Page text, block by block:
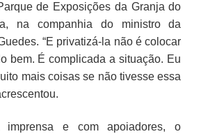
de Exposições da Granja do
na companhia do ministro da
“E privatizá-la não é colocar
bem. É complicada a situação. Eu
mais coisas se não tivesse essa
e com apoiadores, o